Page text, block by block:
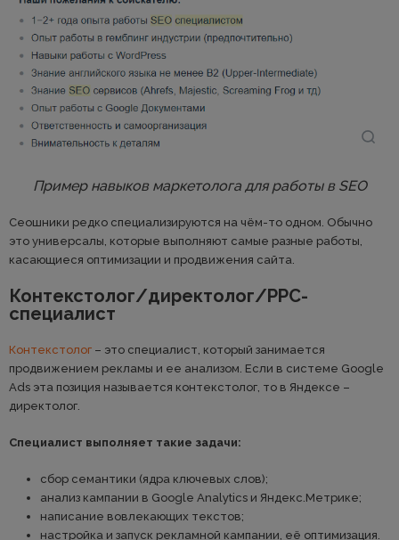
Пример навыков маркетолога для работы в SEO
Сеошники редко специализируются на чём-то одном. Обычно
это универсалы, которые выполняют самые разные работы,
касающиеся оптимизации и продвижения сайта.
Контекстолог/директолог/PPC-
специалист
Контекстолог – это специалист, который занимается
продвижением рекламы и ее анализом. Если в системе Google
Ads эта позиция называется контекстолог, то в Яндексе –
директолог.
Специалист выполняет такие задачи:
сбор семантики (ядра ключевых слов);
анализ кампании в Google Analytics и Яндекс.Метрике;
написание вовлекающих текстов;
настройка и запуск рекламной кампании, её оптимизация.